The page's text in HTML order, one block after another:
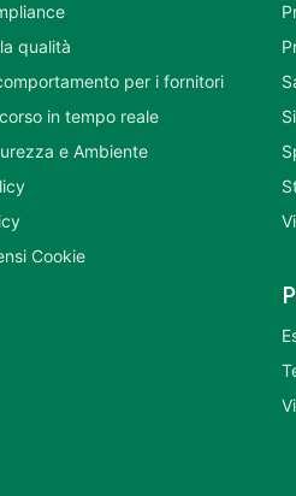
qualità
per i fornitori
in tempo reale
e Ambiente
Cookie